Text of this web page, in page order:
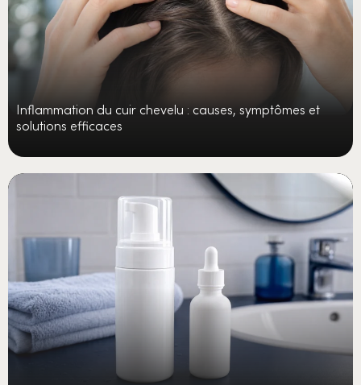
Inflammation du cuir chevelu : causes, symptômes et
solutions efficaces